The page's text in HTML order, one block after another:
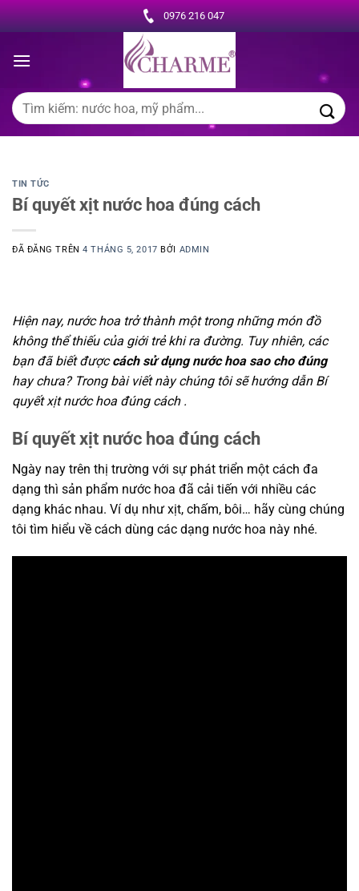
Chuyển
đến
dung
0976 216 047
Tìm
kiếm:
TIN TỨC
Bí quyết xịt nước hoa đúng cách
ĐÃ ĐĂNG TRÊN4 THÁNG 5, 2017 BỞI ADMIN
Hiện nay, nước hoa trở thành một trong những món đồ
không thể thiếu của giới trẻ khi ra đường. Tuy nhiên, các
bạn đã biết đượccách sử dụng nước hoa sao cho đúng
hay chưa? Trong bài viết này chúng tôi sẽ hướng dẫn Bí
quyết xịt nước hoa đúng cách .
Bí quyết xịt nước hoa đúng cách
Ngày nay trên thị trường với sự phát triển một cách đa
dạng thì sản phẩm nước hoa đã cải tiến với nhiều các
dạng khác nhau. Ví dụ như xịt, chấm, bôi… hãy cùng chúng
tôi tìm hiểu về cách dùng các dạng nước hoa này nhé.